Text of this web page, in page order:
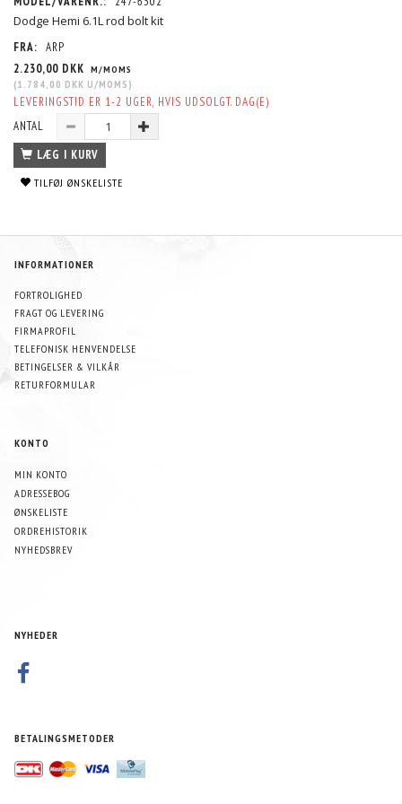
Dodge Hemi 6.1L rod bolt kit
FRA: ARP
2.230,00 DKK M/MOMS
(1.784,00 DKK U/MOMS )
LEVERINGSTID ER 1-2 UGER, HVIS UDSOLGT. DAG(E)
ANTAL
LÆG I KURV
TILFØJ ØNSKELISTE
INFORMATIONER
FORTROLIGHED
FRAGT OG LEVERING
FIRMAPROFIL
TELEFONISK HENVENDELSE
BETINGELSER & VILKÅR
RETURFORMULAR
KONTO
MIN KONTO
ADRESSEBOG
ØNSKELISTE
ORDREHISTORIK
NYHEDSBREV
NYHEDER
BETALINGSMETODER